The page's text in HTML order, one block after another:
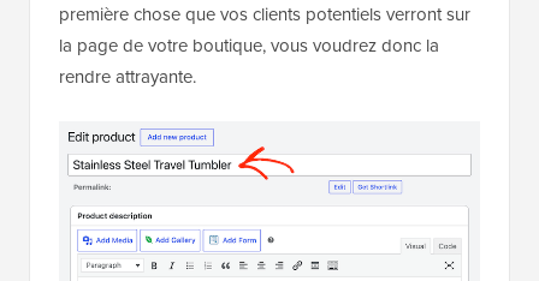
première chose que vos clients potentiels verront sur
la page de votre boutique, vous voudrez donc la
rendre attrayante.